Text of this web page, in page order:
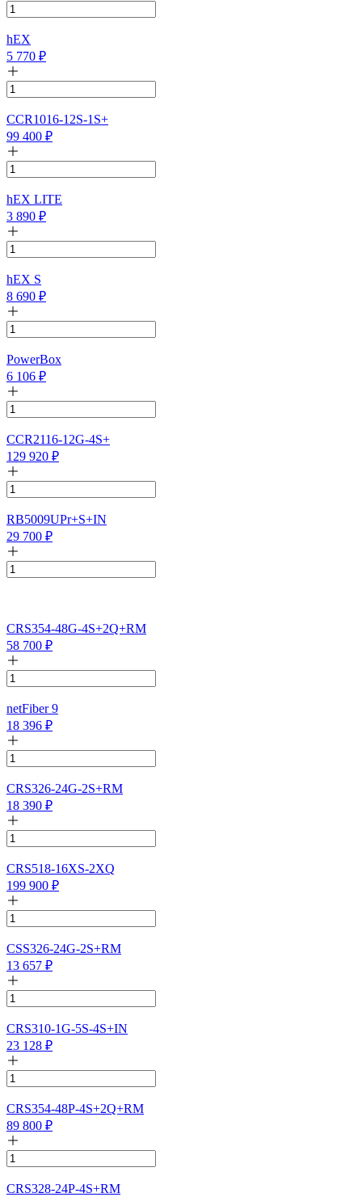
hEX
5 770 ₽
CCR1016-12S-1S+
99 400 ₽
hEX LITE
3 890 ₽
hEX S
8 690 ₽
PowerBox
6 106 ₽
CCR2116-12G-4S+
129 920 ₽
RB5009UPr+S+IN
29 700 ₽
CRS354-48G-4S+2Q+RM
58 700 ₽
netFiber 9
18 396 ₽
CRS326-24G-2S+RM
18 390 ₽
CRS518-16XS-2XQ
199 900 ₽
CSS326-24G-2S+RM
13 657 ₽
CRS310-1G-5S-4S+IN
23 128 ₽
CRS354-48P-4S+2Q+RM
89 800 ₽
CRS328-24P-4S+RM